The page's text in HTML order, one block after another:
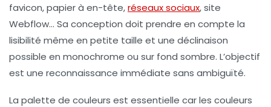
favicon, papier à en-tête,réseaux sociaux, site
Webflow… Sa conception doit prendre en compte la
lisibilité même en petite taille et une déclinaison
possible en monochrome ou sur fond sombre. L’objectif
est une reconnaissance immédiate sans ambiguïté.
La palette de couleurs est essentielle car les couleurs